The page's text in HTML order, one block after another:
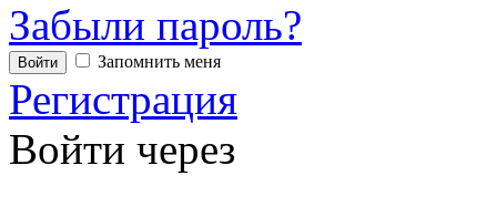
Забыли пароль?
Запомнить меня
Регистрация
Войти через